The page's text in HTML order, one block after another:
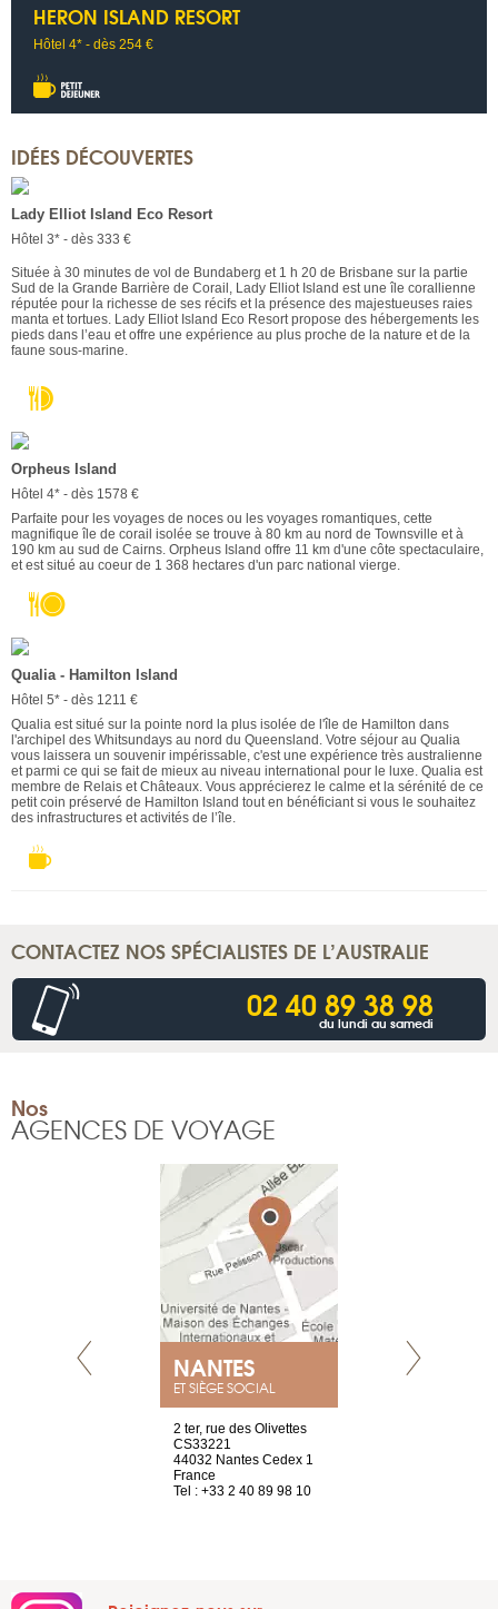
HERON ISLAND RESORT
Hôtel 4* - dès 254 €
IDÉES DÉCOUVERTES
Lady Elliot Island Eco Resort
Hôtel 3* - dès 333 €
Située à 30 minutes de vol de Bundaberg et 1 h 20 de Brisbane sur la partie
Sud de la Grande Barrière de Corail, Lady Elliot Island est une île corallienne
réputée pour la richesse de ses récifs et la présence des majestueuses raies
manta et tortues. Lady Elliot Island Eco Resort propose des hébergements les
pieds dans l’eau et offre une expérience au plus proche de la nature et de la
faune sous-marine.
Orpheus Island
Hôtel 4* - dès 1578 €
Parfaite pour les voyages de noces ou les voyages romantiques, cette
magnifique île de corail isolée se trouve à 80 km au nord de Townsville et à
190 km au sud de Cairns. Orpheus Island offre 11 km d'une côte spectaculaire,
et est situé au coeur de 1 368 hectares d'un parc national vierge.
Qualia - Hamilton Island
Hôtel 5* - dès 1211 €
Qualia est situé sur la pointe nord la plus isolée de l'île de Hamilton dans
l'archipel des Whitsundays au nord du Queensland. Votre séjour au Qualia
vous laissera un souvenir impérissable, c'est une expérience très australienne
et parmi ce qui se fait de mieux au niveau international pour le luxe. Qualia est
membre de Relais et Châteaux. Vous apprécierez le calme et la sérénité de ce
petit coin préservé de Hamilton Island tout en bénéficiant si vous le souhaitez
des infrastructures et activités de l’île.
CONTACTEZ NOS SPÉCIALISTES DE L’AUSTRALIE
02 40 89 38 98
du lundi au samedi
Nos
AGENCES DE VOYAGE
NANTES
ET SIÈGE SOCIAL
2 ter, rue des Olivettes
CS33221
44032 Nantes Cedex 1
France
Tel : +33 2 40 89 98 10